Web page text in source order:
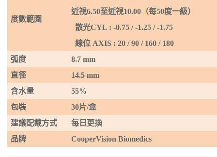
度數範圍
近視6.50至近視10.00 （每50度一級）
散光CYL : -0.75 / -1.25 / -1.75
線位 AXIS : 20 / 90 / 160 / 180
弧度
8.7 mm
直徑
14.5 mm
含水量
55%
包裝
30片/盒
建議配戴方式
每日更換
品牌
CooperVision Biomedics